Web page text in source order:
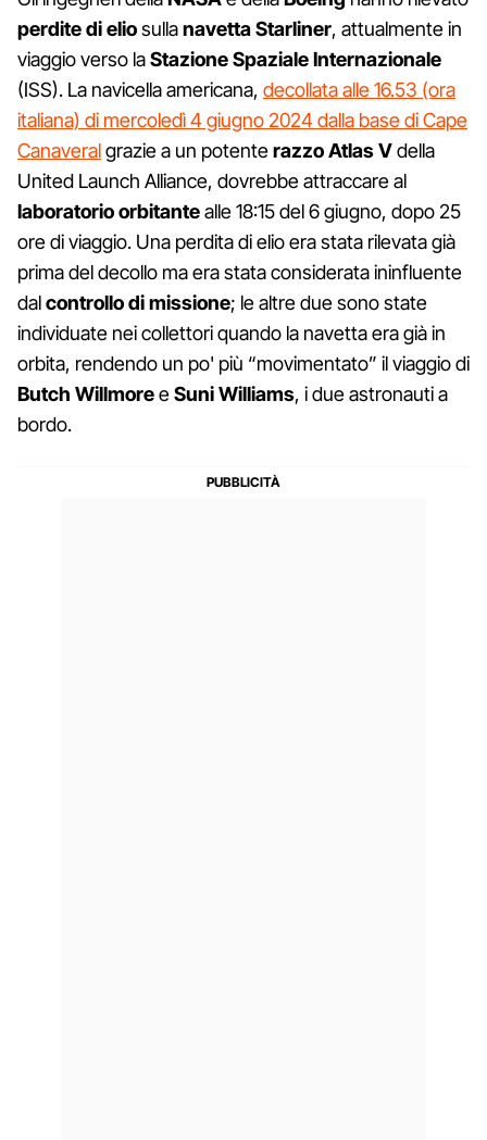
perdite di eliosullanavetta Starliner, attualmente in
viaggio verso laStazione Spaziale Internazionale
(ISS). La navicella americana, decollata alle 16.53 (ora
italiana) di mercoledì 4 giugno 2024 dalla base di Cape
Canaveralgrazie a un potenterazzo Atlas Vdella
United Launch Alliance, dovrebbe attraccare al
laboratorio orbitantealle 18:15 del 6 giugno, dopo 25
ore di viaggio. Una perdita di elio era stata rilevata già
prima del decollo ma era stata considerata ininfluente
dalcontrollo di missione; le altre due sono state
individuate nei collettori quando la navetta era già in
orbita, rendendo un po' più “movimentato” il viaggio di
Butch WillmoreeSuni Williams, i due astronauti a
bordo.